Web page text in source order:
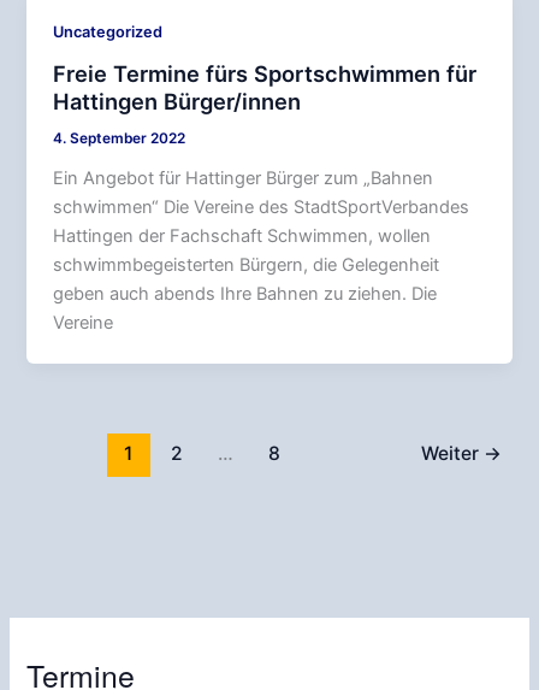
Uncategorized
Freie Termine fürs Sportschwimmen für
Hattingen Bürger/innen
4. September 2022
Ein Angebot für Hattinger Bürger zum „Bahnen
schwimmen“ Die Vereine des StadtSportVerbandes
Hattingen der Fachschaft Schwimmen, wollen
schwimmbegeisterten Bürgern, die Gelegenheit
geben auch abends Ihre Bahnen zu ziehen. Die
Vereine
1 2 … 8 Weiter →
Termine